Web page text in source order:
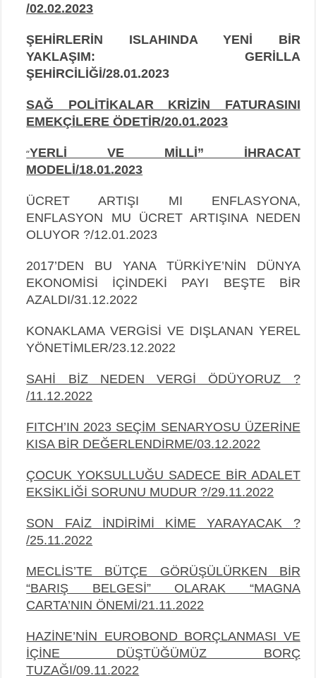
/02.02.2023
ŞEHİRLERİN ISLAHINDA YENİ BİR
YAKLAŞIM: GERİLLA
ŞEHİRCİLİĞİ/28.01.2023
SAĞ POLİTİKALAR KRİZİN FATURASINI
EMEKÇİLERE ÖDETİR/20.01.2023
“YERLİ VE MİLLİ” İHRACAT
MODELİ/18.01.2023
ÜCRET ARTIŞI MI ENFLASYONA,
ENFLASYON MU ÜCRET ARTIŞINA NEDEN
OLUYOR ?/12.01.2023
2017’DEN BU YANA TÜRKİYE’NİN DÜNYA
EKONOMİSİ İÇİNDEKİ PAYI BEŞTE BİR
AZALDI/31.12.2022
KONAKLAMA VERGİSİ VE DIŞLANAN YEREL
YÖNETİMLER/23.12.2022
SAHİ BİZ NEDEN VERGİ ÖDÜYORUZ ?
/11.12.2022
FITCH’IN 2023 SEÇİM SENARYOSU ÜZERİNE
KISA BİR DEĞERLENDİRME/03.12.2022
ÇOCUK YOKSULLUĞU SADECE BİR ADALET
EKSİKLİĞİ SORUNU MUDUR ?/29.11.2022
SON FAİZ İNDİRİMİ KİME YARAYACAK ?
/25.11.2022
MECLİS’TE BÜTÇE GÖRÜŞÜLÜRKEN BİR
“BARIŞ BELGESİ” OLARAK “MAGNA
CARTA’NIN ÖNEMİ/21.11.2022
HAZİNE’NİN EUROBOND BORÇLANMASI VE
İÇİNE DÜŞTÜĞÜMÜZ BORÇ
TUZAĞI/09.11.2022